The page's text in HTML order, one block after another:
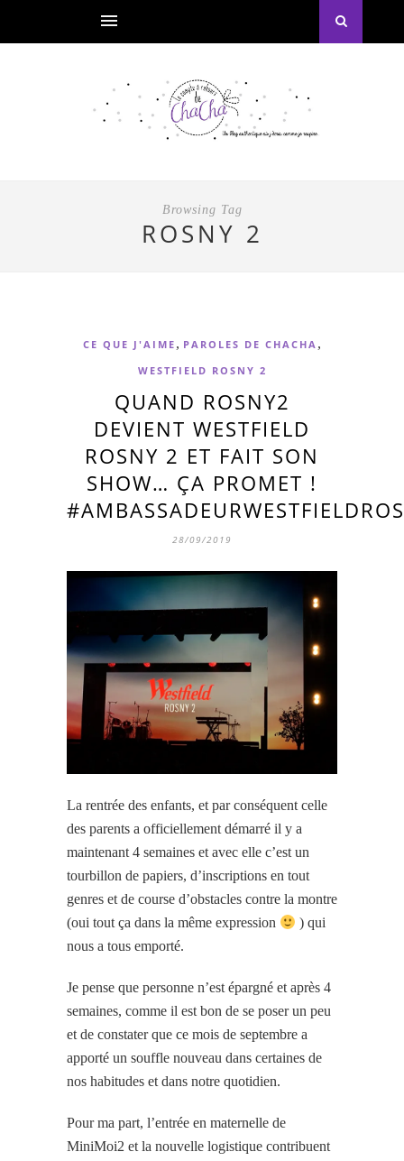
Browsing Tag
ROSNY 2
CE QUE J'AIME , PAROLES DE CHACHA ,
WESTFIELD ROSNY 2
QUAND ROSNY2
DEVIENT WESTFIELD
ROSNY 2 ET FAIT SON
SHOW… ÇA PROMET !
28/09/2019
La rentrée des enfants, et par conséquent celle
des parents a officiellement démarré il y a
maintenant 4 semaines et avec elle c’est un
tourbillon de papiers, d’inscriptions en tout
genres et de course d’obstacles contre la montre
(oui tout ça dans la même expression
) qui
nous a tous emporté.
Je pense que personne n’est épargné et après 4
semaines, comme il est bon de se poser un peu
et de constater que ce mois de septembre a
apporté un souffle nouveau dans certaines de
nos habitudes et dans notre quotidien.
Pour ma part, l’entrée en maternelle de
MiniMoi2 et la nouvelle logistique contribuent